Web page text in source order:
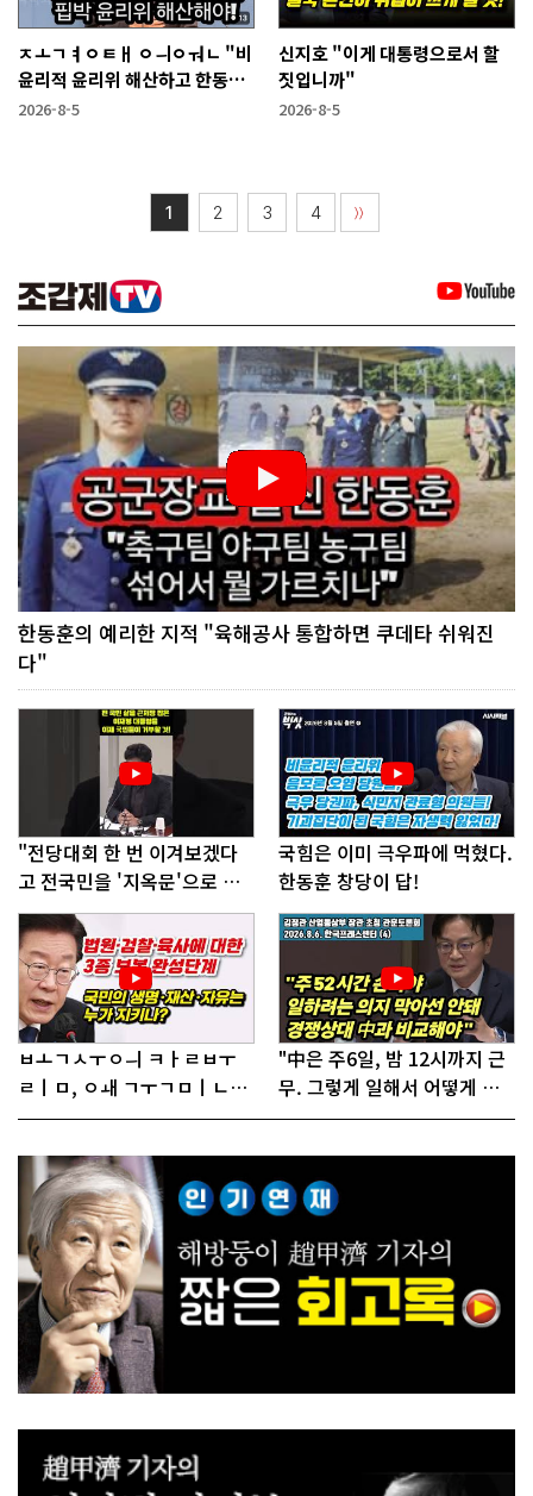
ㅈㅗㄱㅕㅇㅌㅐ ㅇㅢㅇㅝㄴ "비
윤리적 윤리위 해산하고 한동훈
복당 시켜야"
2026-8-5
신지호 "이게 대통령으로서 할
짓입니까"
2026-8-5
1 2 3 4 〉〉
한동훈의 예리한 지적 "육해공사 통합하면 쿠데타 쉬워진
다"
"전당대회 한 번 이겨보겠다
고 전국민을 '지옥문'으로 밀
어!"
국힘은 이미 극우파에 먹혔다.
한동훈 창당이 답!
ㅂㅗㄱㅅㅜㅇㅢ ㅋㅏㄹㅂㅜ
ㄹㅣㅁ, ㅇㅙ ㄱㅜㄱㅁㅣㄴㄷ
ㅡㄹㅇㅣ ㄷㅏㅇㅎㅐㅇㅑ ㅎ
"中은 주6일, 밤 12시까지 근
무. 그렇게 일해서 어떻게 경
쟁하냐 반문하더라"